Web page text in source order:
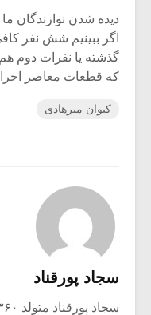
دیده شدن نوازندگان
اگر ببینیم شش نفر
گذشته یا نفرات دوم
که قطعات معاصر اجرا
کیوان میرهادی
سجاد پورقناد
سجاد پورقناد متولد ۱۳۶۰ تهران